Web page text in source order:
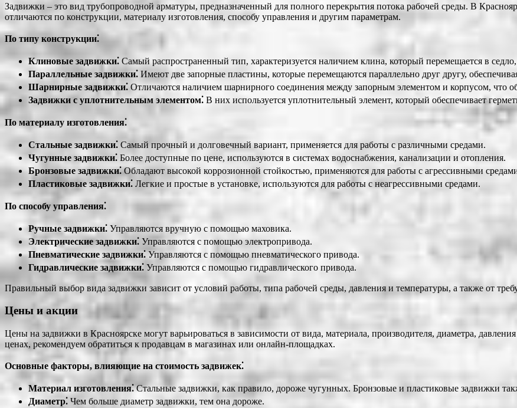
Задвижки – это вид трубопроводной арматуры, предназначенный для полного перекрытия потока рабочей среды. В
отличаются по конструкции, материалу изготовления, способу управления и другим параметрам.
По типу конструкции⁚
Клиновые задвижки⁚ Самый распространенный тип, характеризуется наличием клина, который перемещается в
Параллельные задвижки⁚ Имеют две запорные пластины, которые перемещаются параллельно друг другу,
Шарнирные задвижки⁚ Отличаются наличием шарнирного соединения между запорным элементом и корпусом, что
Задвижки с уплотнительным элементом⁚ В них используется уплотнительный элемент, который обеспечивает
По материалу изготовления⁚
Стальные задвижки⁚ Самый прочный и долговечный вариант, применяется для работы с различными средами.
Чугунные задвижки⁚ Более доступные по цене, используются в системах водоснабжения, канализации и отопления.
Бронзовые задвижки⁚Обладают высокой коррозионной стойкостью, применяются для работы с агрессивными
Пластиковые задвижки⁚ Легкие и простые в установке, используются для работы с неагрессивными средами.
По способу управления⁚
Ручные задвижки⁚ Управляются вручную с помощью маховика.
Электрические задвижки⁚ Управляются с помощью электропривода.
Пневматические задвижки⁚Управляются с помощью пневматического привода.
Гидравлические задвижки⁚ Управляются с помощью гидравлического привода.
Правильный выбор вида задвижки зависит от условий работы, типа рабочей среды, давления и температуры, а также от
Цены и акции
Цены на задвижки в Красноярске могут варьироваться в зависимости от вида, материала, производителя, диаметра,
ценах, рекомендуем обратиться к продавцам в магазинах или онлайн-площадках.
Основные факторы, влияющие на стоимость задвижек⁚
Материал изготовления⁚Стальные задвижки, как правило, дороже чугунных. Бронзовые и пластиковые задвижки
Диаметр⁚ Чем больше диаметр задвижки, тем она дороже.